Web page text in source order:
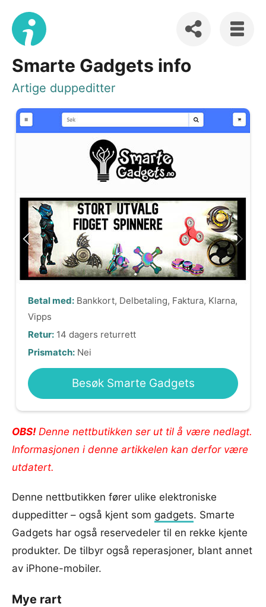
Smarte Gadgets info
Artige duppeditter
Betal med: Bankkort, Delbetaling, Faktura, Klarna,
Vipps
Retur: 14 dagers returrett
Prismatch: Nei
Besøk Smarte Gadgets
OBS! Denne nettbutikken ser ut til å være nedlagt.
Informasjonen i denne artikkelen kan derfor være
utdatert.
Denne nettbutikken fører ulike elektroniske
duppeditter – også kjent som gadgets. Smarte
Gadgets har også reservedeler til en rekke kjente
produkter. De tilbyr også reperasjoner, blant annet
av iPhone-mobiler.
Mye rart